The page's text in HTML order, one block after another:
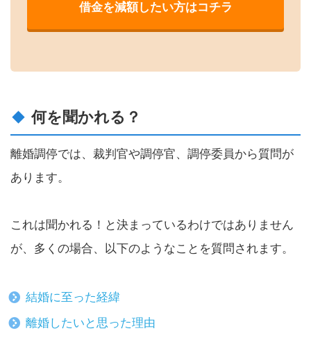
借金を減額したい方はコチラ
何を聞かれる？
離婚調停では、裁判官や調停官、調停委員から質問が
あります。
これは聞かれる！と決まっているわけではありません
が、多くの場合、以下のようなことを質問されます。
結婚に至った経緯
離婚したいと思った理由